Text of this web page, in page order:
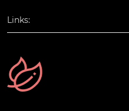
Links: